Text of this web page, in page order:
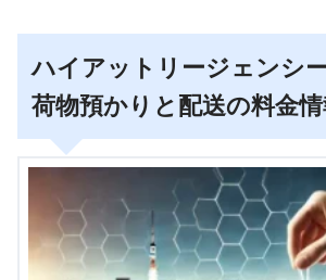
ハイアットリージェンシ
荷物預かりと配送の料金